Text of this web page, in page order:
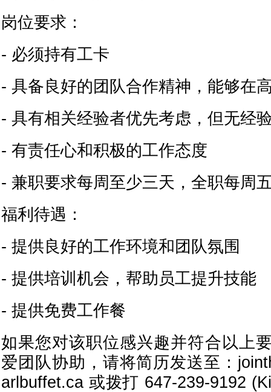
岗位要求：
- 必须持有工卡
- 具备良好的团队合作精神，能够在
- 具有相关经验者优先考虑，但无经
- 有责任心和积极的工作态度
- 兼职要求每周至少三天，全职每周
福利待遇：
- 提供良好的工作环境和团队氛围
- 提供培训机会，帮助员工提升技能
- 提供免费工作餐
如果您对该职位感兴趣并符合以上
爱团队协助，请将简历发送至：
arlbuffet.ca 或拨打 647-239-9192